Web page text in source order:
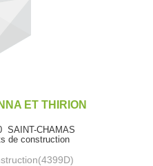
ET THIRION
SAINT-CHAMAS
de construction